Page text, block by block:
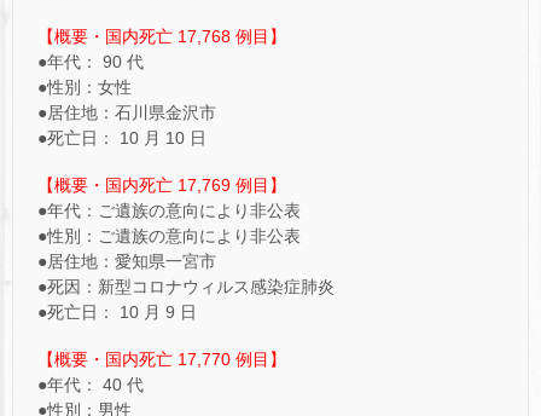
【概要・国内死亡 17,768 例目】
●年代： 90 代
●性別：女性
●居住地：石川県金沢市
●死亡日： 10 月 10 日
【概要・国内死亡 17,769 例目】
●年代：ご遺族の意向により非公表
●性別：ご遺族の意向により非公表
●居住地：愛知県一宮市
●死因：新型コロナウィルス感染症肺炎
●死亡日： 10 月 9 日
【概要・国内死亡 17,770 例目】
●年代： 40 代
●性別：男性